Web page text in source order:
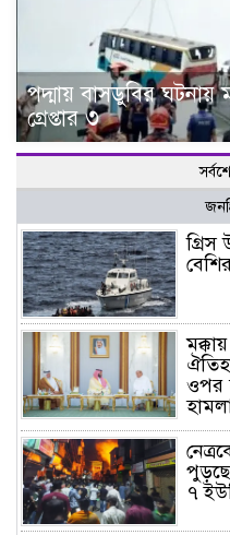
পদ্মায় বাসডুবির ঘটনায়
গ্রেপ্তার ৩
গ্রিস
ওপর
পুড়ছে
৭